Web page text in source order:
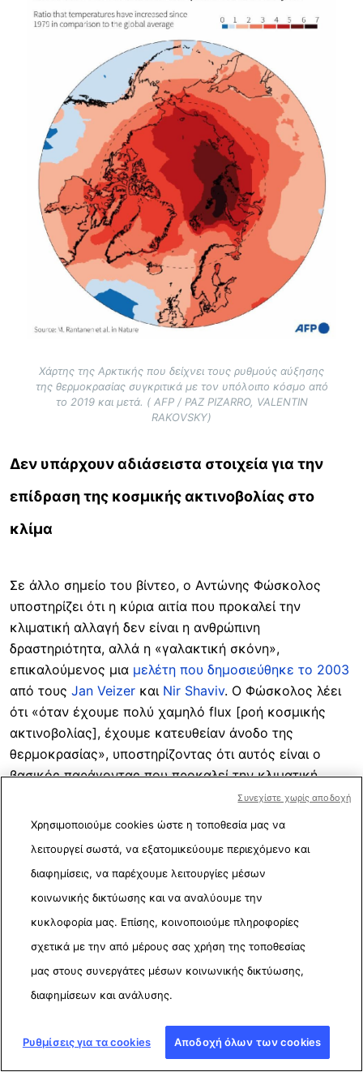
Χάρτης της Αρκτικής που δείχνει τους ρυθμούς αύξησης
της θερμοκρασίας συγκριτικά με τον υπόλοιπο κόσμο από
το 2019 και μετά. ( AFP / PAZ PIZARRO, VALENTIN
RAKOVSKY)
Δεν υπάρχουν αδιάσειστα στοιχεία για την
επίδραση της κοσμικής ακτινοβολίας στο
κλίμα
Σε άλλο σημείο του βίντεο, ο Αντώνης Φώσκολος
υποστηρίζει ότι η κύρια αιτία που προκαλεί την
κλιματική αλλαγή δεν είναι η ανθρώπινη
δραστηριότητα, αλλά η «γαλακτική σκόνη»,
επικαλούμενος μια μελέτη που δημοσιεύθηκε το 2003
από τους Jan Veizer και Nir Shaviv. Ο Φώσκολος λέει
ότι «όταν έχουμε πολύ χαμηλό flux [ροή κοσμικής
ακτινοβολίας], έχουμε κατευθείαν άνοδο της
θερμοκρασίας», υποστηρίζοντας ότι αυτός είναι ο
βασικός παράγοντας που προκαλεί την κλιματική
αλλαγή. Η θεωρία αυτή υποστηρίζει ότι οι κοσμικές
ακτίνες παίζουν καθοριστικό ρόλο στην ενθάρρυνση
ονομάζεται ιονισμός. Η αύξηση των νεφών χαμηλού
επιπέδου - έτσι λέει η θεωρία - έχει ψυκτικό
αποτέλεσμα. Επομένως, όταν οι ακτίνες μειώνονται,
επέρχεται αύξηση της θερμοκρασίας.
Ωστόσο, οι περισσότεροι επιστήμονες διαφωνούν. Στο
δημοσιεύθηκε το 2014, αναφέρεται ότι η ροή της
κοσμικής ακτινοβολίας δεν έχει μεγάλη επίδραση στο
κλίμα. «Οι συσχετισμοί μεταξύ της ροής της κοσμικής
Χρησιμοποιούμε cookies ώστε η τοποθεσία μας να
λειτουργεί σωστά, να εξατομικεύουμε περιεχόμενο και
διαφημίσεις, να παρέχουμε λειτουργίες μέσων
κοινωνικής δικτύωσης και να αναλύουμε την
κυκλοφορία μας. Επίσης, κοινοποιούμε πληροφορίες
σχετικά με την από μέρους σας χρήση της τοποθεσίας
μας στους συνεργάτες μέσων κοινωνικής δικτύωσης,
διαφημίσεων και ανάλυσης.
Ρυθμίσεις για τα cookies Αποδοχή όλων των cookies
Συνεχίστε χωρίς αποδοχή